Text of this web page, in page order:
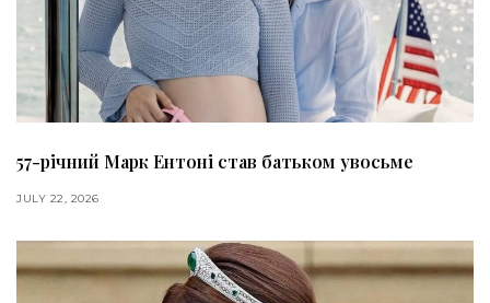
57-річний Марк Ентоні став батьком увосьме
JULY 22, 2026